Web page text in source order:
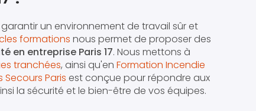
un environnement de travail sûr et
formations nous permet de proposer des
en entreprise Paris 17. Nous mettons à
tranchées, ainsi qu'en Formation Incendie
Secours Paris est conçue pour répondre aux
la sécurité et le bien-être de vos équipes.